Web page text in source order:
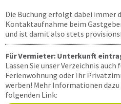
Die Buchung erfolgt dabei immer
Kontaktaufnahme beim
und ist damit also stets
Für Vermieter: Unterkunft
Lassen Sie unser Verzeichnis auch
Ferienwohnung oder Ihr
werben! Mehr Informationen dazu
folgenden Link: